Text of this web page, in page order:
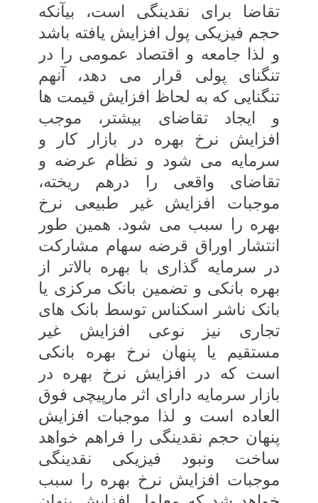
تقاضا برای نقدینگی است، بی‏آنکه‏
حجم فیزیکی پول افزایش یافته باشد
و لذا جامعه‏ و اقتصاد عمومی را در
تنگنای پولی قرار می دهد، آنهم
تنگنایی که به لحاظ افزایش قیمت‏ ها
و ایجاد تقاضای بیشتر، موجب
افزایش نرخ بهره در بازار کار و
سرمایه می‏ شود و نظام عرضه و
تقاضای واقعی را درهم ریخته،
موجبات افزایش‏ غیر طبیعی نرخ
بهره را سبب می ‏شود. همین طور
انتشار اوراق قرضه سهام مشارکت
در سرمایه‏ گذاری با بهره بالاتر از
بهره بانکی و تضمین بانک مرکزی یا
بانک ناشر اسکناس توسط بانک های
تجاری نیز نوعی افزایش غیر
مستقیم‏ یا پنهان نرخ بهره بانکی
است که در افزایش نرخ‏ بهره در
بازار سرمایه دارای اثر مارپیچی فوق
العاده‏ است و لذا موجبات افزایش
پنهان حجم نقدینگی‏ را فراهم خواهد
ساخت ونبود فیزیکی نقدینگی‏
موجبات افزایش نرخ بهره را سبب